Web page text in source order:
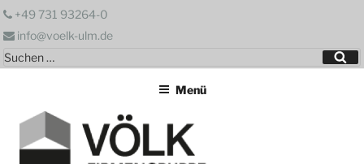
Zum
springen
+49 731 93264-0
info@voelk-ulm.de
Suchen
nach:
Menü